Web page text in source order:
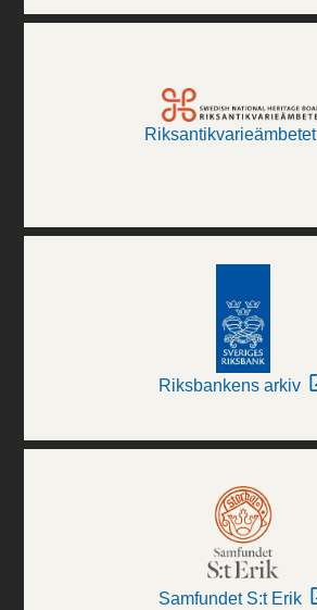
Riksantikvarieämbetet
Riksbankens arkiv
Samfundet S:t Erik